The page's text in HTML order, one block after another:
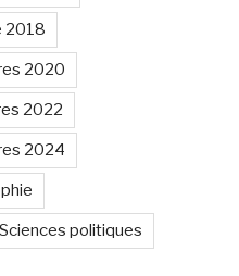
2018
2020
2022
2024
Sciences politiques